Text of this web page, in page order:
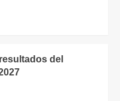
del